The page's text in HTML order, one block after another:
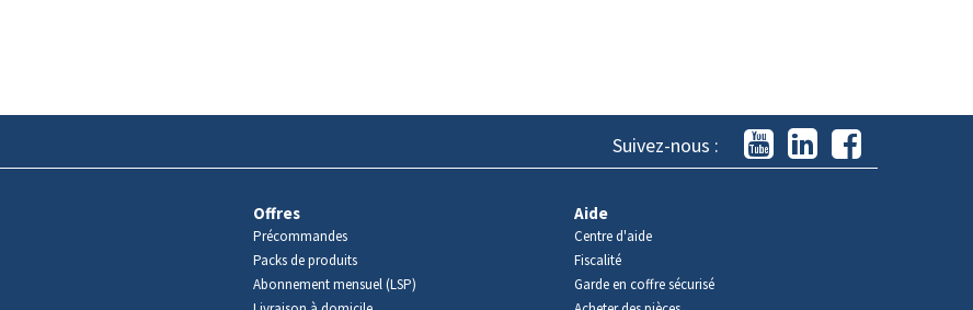
Suivez-nous :
Offres
Précommandes
Packs de produits
Abonnement mensuel (LSP)
Aide
Centre d'aide
Fiscalité
Garde en coffre sécurisé